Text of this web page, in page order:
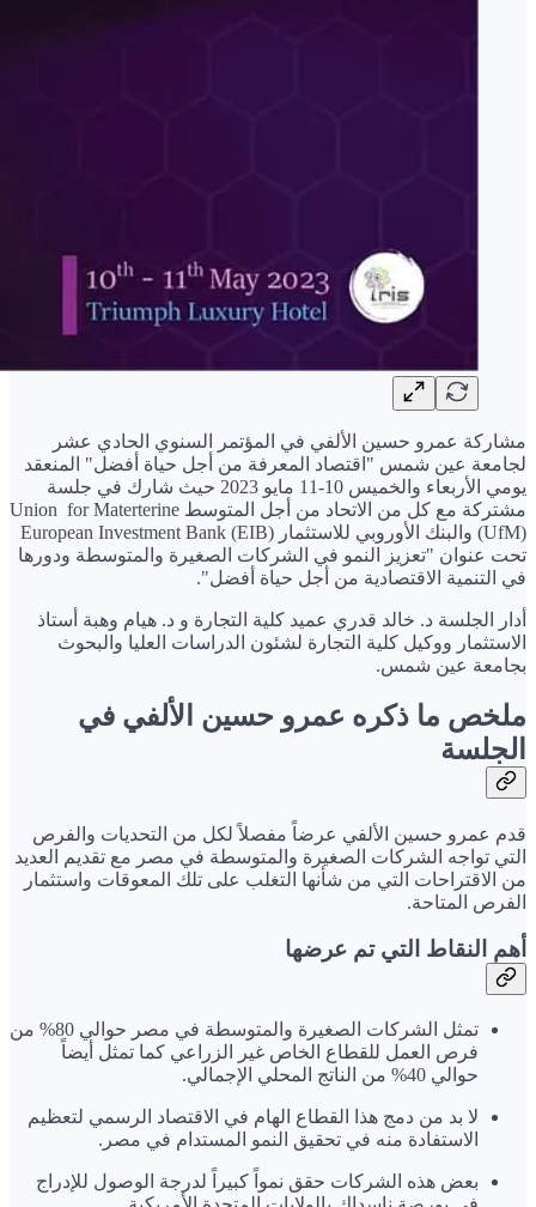
مشاركة عمرو حسين الألفي في المؤتمر السنوي الحادي عشر
لجامعة عين شمس "اقتصاد المعرفة من أجل حياة أفضل" المنعقد
يومي الأربعاء والخميس 10-11 مايو 2023 حيث شارك في جلسة
مشتركة مع كل من الاتحاد من أجل المتوسط Union for Materterine
(UfM) والبنك الأوروبي للاستثمار European Investment Bank (EIB)
تحت عنوان "تعزيز النمو في الشركات الصغيرة والمتوسطة ودورها
في التنمية الاقتصادية من أجل حياة أفضل".
أدار الجلسة د. خالد قدري عميد كلية التجارة و د. هيام وهبة أستاذ
الاستثمار ووكيل كلية التجارة لشئون الدراسات العليا والبحوث
بجامعة عين شمس.
ملخص ما ذكره عمرو حسين الألفي في
الجلسة
قدم عمرو حسين الألفي عرضاً مفصلاً لكل من التحديات والفرص
التي تواجه الشركات الصغيرة والمتوسطة في مصر مع تقديم العديد
من الاقتراحات التي من شأنها التغلب على تلك المعوقات واستثمار
الفرص المتاحة.
أهم النقاط التي تم عرضها
تمثل الشركات الصغيرة والمتوسطة في مصر حوالي 80% من
فرص العمل للقطاع الخاص غير الزراعي كما تمثل أيضاً
حوالي 40% من الناتج المحلي الإجمالي.
لا بد من دمج هذا القطاع الهام في الاقتصاد الرسمي لتعظيم
الاستفادة منه في تحقيق النمو المستدام في مصر.
بعض هذه الشركات حقق نمواً كبيراً لدرجة الوصول للإدراج